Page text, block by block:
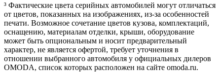
³ Фактические цвета серийных автомобилей могут отличаться
от цветов, показанных на изображениях, из-за особенностей
печати. Возможное сочетание цветов кузова, комплектаций,
оснащению, материалам отделки, крыши, оборудование
может быть опциональным и носит предварительный
характер, не является офертой, требует уточнения в
отношении выбранного автомобиля у официальных дилеров
OMODA, список которых расположен на сайте omoda.ru.